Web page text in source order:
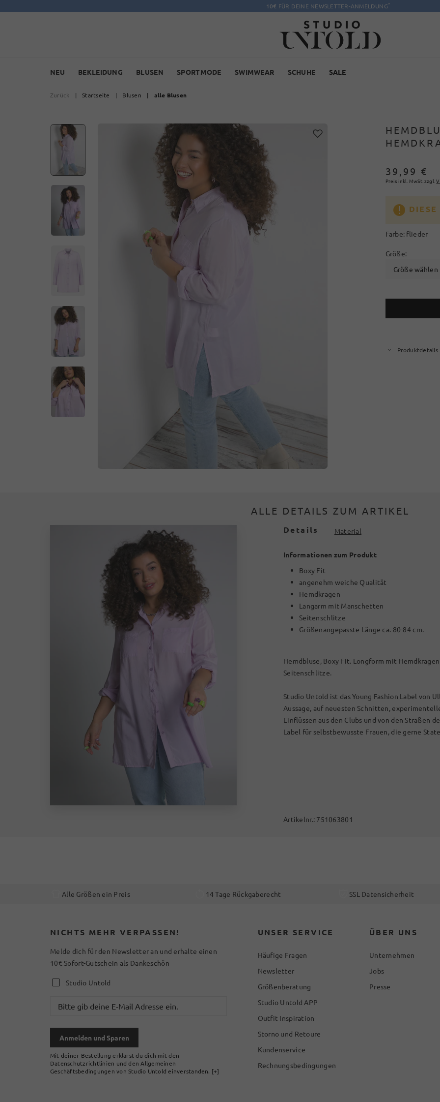
10€ FÜR DEINE NEWSLETTER-ANMELDUNG*
NEU BEKLEIDUNG BLUSEN SPORTMODE SWIMWEAR SCHUHE SALE
Zurück | Startseite | Blusen | alle Blusen
39,99 €
Preis inkl. MwSt. zzgl.
Farbe: flieder
Größe:
Größe wählen
Produktdetails
ALLE DETAILS ZUM ARTIKEL
Details Material
Informationen zum Produkt
Boxy Fit
angenehm weiche Qualität
Hemdkragen
Langarm mit Manschetten
Seitenschlitze
Größenangepasste Länge ca. 80-84 cm.
Hemdbluse, Boxy Fit. Longform mit
Seitenschlitze.
Studio Untold ist das Young Fashion Label von
Aussage, auf neuesten Schnitten,
Einflüssen aus den Clubs und von den Straßen
Label für selbstbewusste Frauen, die gerne
Artikelnr.: 751063801
Alle Größen ein Preis 14 Tage Rückgaberecht SSL Datensicherheit
NICHTS MEHR VERPASSEN!
Melde dich für den Newsletter an und erhalte einen
10€ Sofort-Gutschein als Dankeschön
Studio Untold
Anmelden und Sparen
Mit deiner Bestellung erklärst du dich mit den
Datenschutzrichtlinien und den Allgemeinen
Geschäftsbedingungen von Studio Untold einverstanden. [+]
UNSER SERVICE
Häufige Fragen
Newsletter
Größenberatung
Studio Untold APP
Outfit Inspiration
Storno und Retoure
Kundenservice
Rechnungsbedingungen
ÜBER UNS
Unternehmen
Jobs
Presse